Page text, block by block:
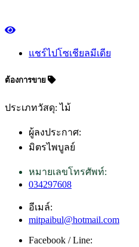
แชร์ไปโซเชียลมีเดีย
ต้องการขาย
ประเภทวัสดุ: ไม้
ผู้ลงประกาศ:
มิตรไพบูลย์
หมายเลขโทรศัพท์:
034297608
อีเมล์:
mitpaibul@hotmail.com
Facebook / Line: